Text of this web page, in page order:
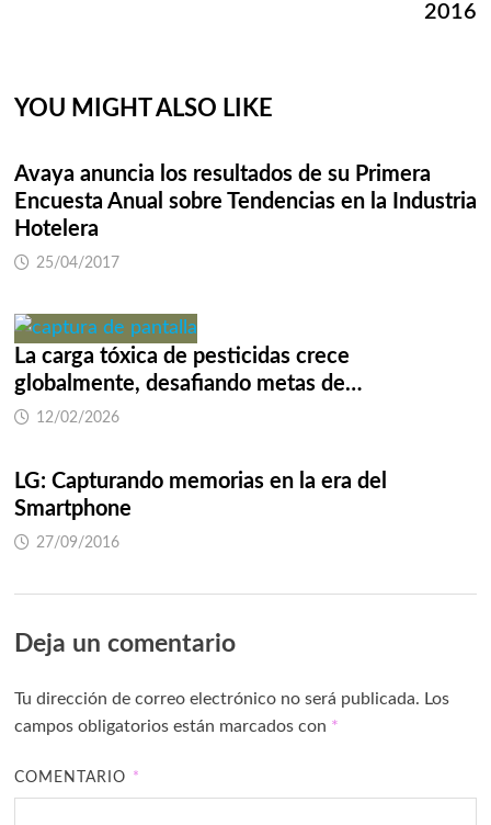
2016
YOU MIGHT ALSO LIKE
Avaya anuncia los resultados de su Primera
Encuesta Anual sobre Tendencias en la Industria
Hotelera
25/04/2017
La carga tóxica de pesticidas crece
globalmente, desafiando metas de…
12/02/2026
LG: Capturando memorias en la era del
Smartphone
27/09/2016
Deja un comentario
Tu dirección de correo electrónico no será publicada. Los
campos obligatorios están marcados con *
COMENTARIO *